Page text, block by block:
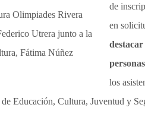
Olimpiades Rivera
Utrera junto a la
Fátima Núñez
de
en
los
Educación, Cultura, Juventud y